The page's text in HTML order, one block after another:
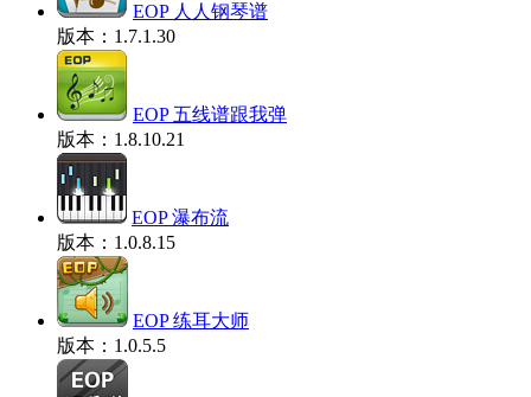
EOP 人人钢琴谱
版本：1.7.1.30
EOP 五线谱跟我弹
版本：1.8.10.21
EOP 瀑布流
版本：1.0.8.15
EOP 练耳大师
版本：1.0.5.5